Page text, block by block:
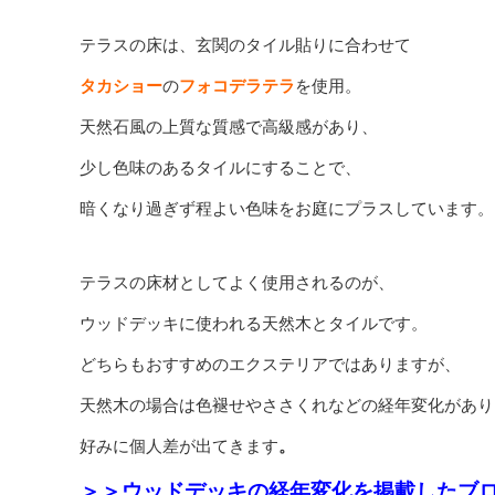
テラスの床は、玄関のタイル貼りに合わせて
タカショーのフォコデラテラを使用。
天然石風の上質な質感で高級感があり、
少し色味のあるタイルにすることで、
暗くなり過ぎず程よい色味をお庭にプラスしています。
テラスの床材としてよく使用されるのが、
ウッドデッキに使われる天然木とタイルです。
どちらもおすすめのエクステリアではありますが、
天然木の場合は色褪せやささくれなどの経年変化があり
好みに個人差が出てきます。